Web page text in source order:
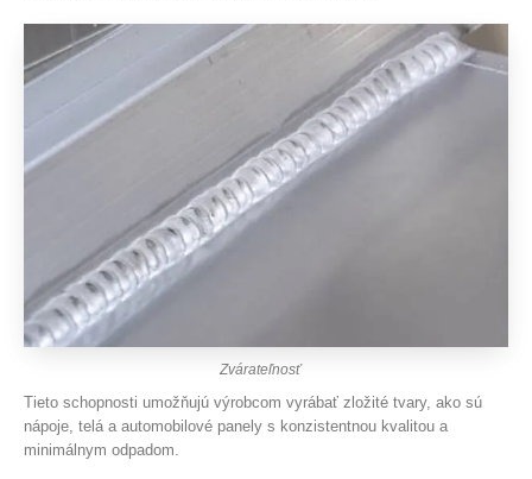
Zvárateľnosť
Tieto schopnosti umožňujú výrobcom vyrábať zložité tvary, ako sú
nápoje, telá a automobilové panely s konzistentnou kvalitou a
minimálnym odpadom.